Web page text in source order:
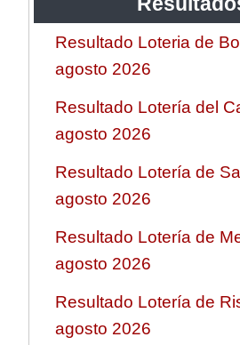
Resultado Loteria de
agosto 2026
Resultado Lotería del
agosto 2026
Resultado Lotería de
agosto 2026
Resultado Lotería de
agosto 2026
Resultado Lotería de
agosto 2026